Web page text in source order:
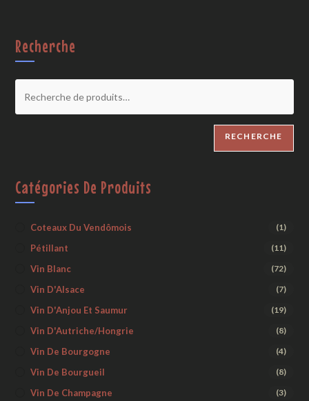
Recherche
RECHERCHE
Catégories De Produits
Coteaux Du Vendômois (1)
Pétillant (11)
Vin Blanc (72)
Vin D'Alsace (7)
Vin D'Anjou Et Saumur (19)
Vin D'Autriche/Hongrie (8)
Vin De Bourgogne (4)
Vin De Bourgueil (8)
Vin De Champagne (3)